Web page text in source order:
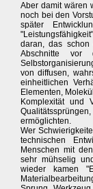
Aber damit wären
noch bei den
später
daran, das schon
Abschnitte
von diffusen,
einheitlichen
Elementen,
Komplexität und
ermöglichten.
Wer
technischen
Menschen mit
sehr mühselig
wieder kamen